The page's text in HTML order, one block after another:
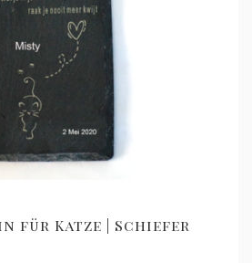
für Katze | Schiefer